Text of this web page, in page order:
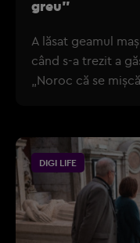
greu”
A lăsat geamul
când s-a trezit a
„Noroc că se
DIGI LIFE